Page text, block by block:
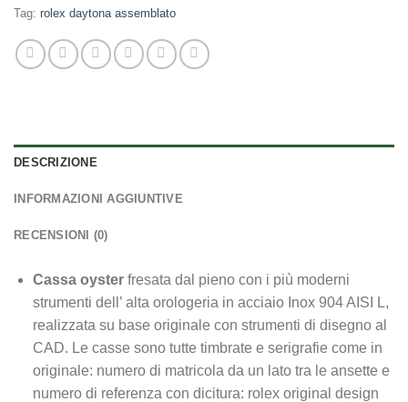
Tag: rolex daytona assemblato
DESCRIZIONE
INFORMAZIONI AGGIUNTIVE
RECENSIONI (0)
Cassa oyster fresata dal pieno con i più moderni
strumenti dell’ alta orologeria in acciaio Inox 904 AISI L,
realizzata su base originale con strumenti di disegno al
CAD. Le casse sono tutte timbrate e serigrafie come in
originale: numero di matricola da un lato tra le ansette e
numero di referenza con dicitura: rolex original design